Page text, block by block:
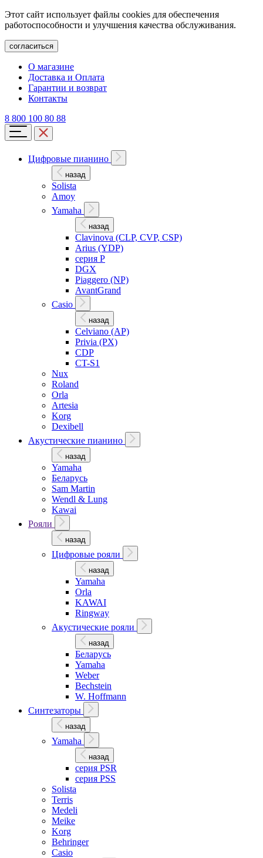
Этот сайт использует файлы cookies для обеспечения
работоспособности и улучшения качества обслуживания.
согласиться
О магазине
Доставка и Оплата
Гарантии и возврат
Контакты
8 800 100 80 88
Цифровые пианино
назад
Solista
Amoy
Yamaha
назад
Clavinova (CLP, CVP, CSP)
Arius (YDP)
серия P
DGX
Piaggero (NP)
AvantGrand
Casio
назад
Celviano (AP)
Privia (PX)
CDP
CT-S1
Nux
Roland
Orla
Artesia
Korg
Dexibell
Акустические пианино
назад
Yamaha
Беларусь
Sam Martin
Wendl & Lung
Kawai
Рояли
назад
Цифровые рояли
назад
Yamaha
Orla
KAWAI
Ringway
Акустические рояли
назад
Беларусь
Yamaha
Weber
Bechstein
W. Hoffmann
Синтезаторы
назад
Yamaha
назад
серия PSR
серия PSS
Solista
Terris
Medeli
Meike
Korg
Behringer
Casio